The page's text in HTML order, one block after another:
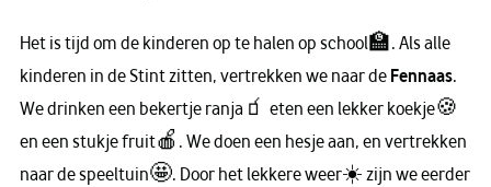
Het is tijd om de kinderen op te halen op school🏫. Als alle
kinderen in de Stint zitten, vertrekken we naar deFennaas.
We drinken een bekertje ranja🧃 eten een lekker koekje🍪
en een stukje fruit🍎. We doen een hesje aan, en vertrekken
naar de speeltuin🤩. Door het lekkere weer☀️ zijn we eerder